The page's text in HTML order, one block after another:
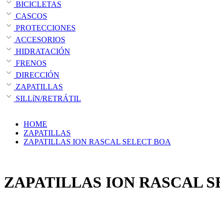
BICICLETAS
CASCOS
PROTECCIONES
ACCESORIOS
HIDRATACIÓN
FRENOS
DIRECCIÓN
ZAPATILLAS
SILLíN/RETRÁTIL
HOME
ZAPATILLAS
ZAPATILLAS ION RASCAL SELECT BOA
ZAPATILLAS ION RASCAL